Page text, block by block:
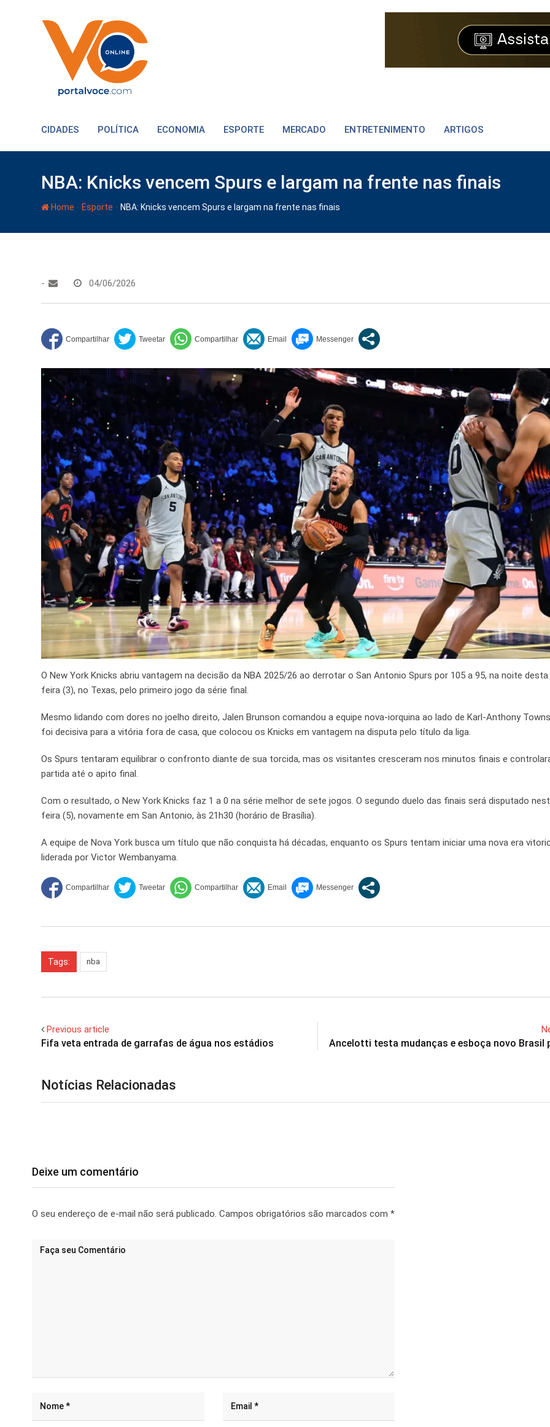
CIDADES POLÍTICA ECONOMIA ESPORTE MERCADO ENTRETENIMENTO ARTIGOS
NBA: Knicks vencem Spurs e largam na frente nas finais
Home - Esporte - NBA: Knicks vencem Spurs e largam na frente nas finais
- 04/06/2026
O New York Knicks abriu vantagem na decisão da NBA 2025/26 ao derrotar o San Antonio Spurs por 105 a 95, na noite
feira (3), no Texas, pelo primeiro jogo da série final.
Mesmo lidando com dores no joelho direito, Jalen Brunson comandou a equipe nova-iorquina ao lado de Karl-Anthony
foi decisiva para a vitória fora de casa, que colocou os Knicks em vantagem na disputa pelo título da liga.
Os Spurs tentaram equilibrar o confronto diante de sua torcida, mas os visitantes cresceram nos minutos finais e
partida até o apito final.
Com o resultado, o New York Knicks faz 1 a 0 na série melhor de sete jogos. O segundo duelo das finais será disputado
feira (5), novamente em San Antonio, às 21h30 (horário de Brasília).
A equipe de Nova York busca um título que não conquista há décadas, enquanto os Spurs tentam iniciar uma nova era
liderada por Victor Wembanyama.
Tags: nba
Previous article
Fifa veta entrada de garrafas de água nos estádios Ancelotti testa mudanças e esboça novo Brasil
Notícias Relacionadas
Deixe um comentário
O seu endereço de e-mail não será publicado. Campos obrigatórios são marcados com *